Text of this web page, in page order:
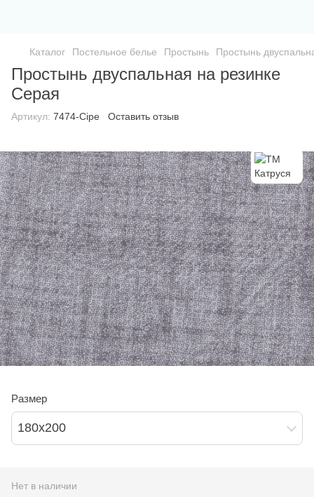
Каталог Постельное белье Простынь Простынь
Простынь двуспальная на резинке
Серая
Артикул: 7474-Сіре Оставить отзыв
Размер
180х200
Нет в наличии